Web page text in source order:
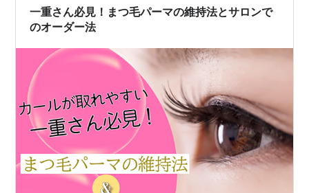
ー…
一重さん必見！まつ毛パーマの維持法とサロンで
のオーダー法